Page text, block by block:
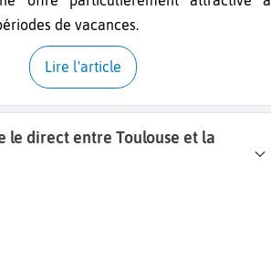
de vacances.
Lire l'article
le direct entre Toulouse et la